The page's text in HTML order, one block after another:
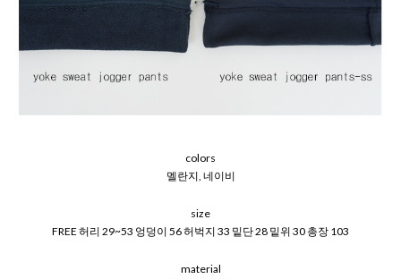
colors
멜란지, 네이비
size
FREE 허리 29~53 엉덩이 56 허벅지 33 밑단 28 밑위 30 총장 103
material